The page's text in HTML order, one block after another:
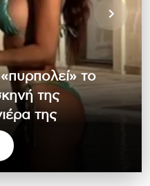
το
της
της